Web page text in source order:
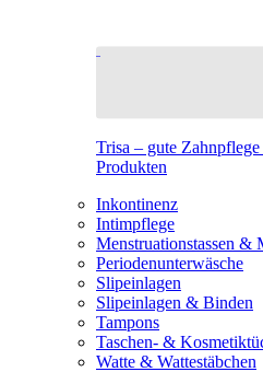
Trisa – gute
Produkten
Inkontinenz
Intimpflege
Menstruationstassen &
Periodenunterwäsche
Slipeinlagen
Slipeinlagen & Binden
Tampons
Taschen- &
Watte & Wattestäbchen